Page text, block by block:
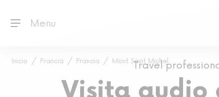
Menu
Travel
Inicio Francia Francia Mont Saint Michel
Visita audio